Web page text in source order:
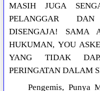
MASIH JUGA
PELANGGAR
DISENGAJA! SAMA
HUKUMAN, YOU
YANG TIDAK
PERINGATAN DALAM
Pengemis, Punya